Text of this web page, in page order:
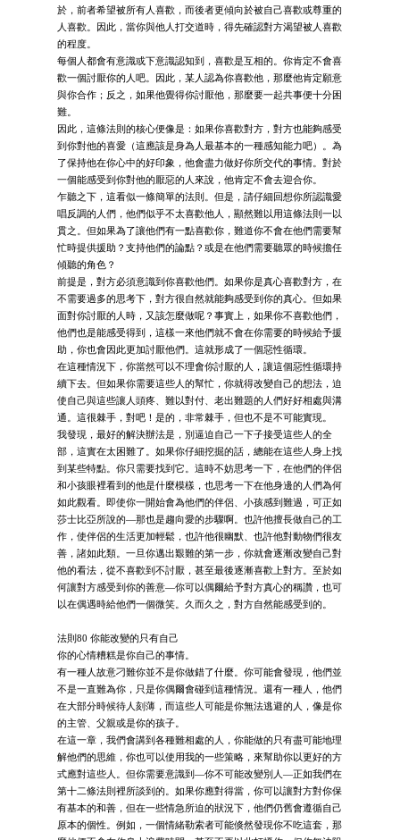
於，前者希望被所有人喜歡，而後者更傾向於被自己喜歡或尊重的
人喜歡。因此，當你與他人打交道時，得先確認對方渴望被人喜歡
的程度。
每個人都會有意識或下意識認知到，喜歡是互相的。你肯定不會喜
歡一個討厭你的人吧。因此，某人認為你喜歡他，那麼他肯定願意
與你合作；反之，如果他覺得你討厭他，那麼要一起共事便十分困
難。
因此，這條法則的核心便像是：如果你喜歡對方，對方也能夠感受
到你對他的喜愛（這應該是身為人最基本的一種感知能力吧）。為
了保持他在你心中的好印象，他會盡力做好你所交代的事情。對於
一個能感受到你對他的厭惡的人來說，他肯定不會去迎合你。
乍聽之下，這看似一條簡單的法則。但是，請仔細回想你所認識愛
唱反調的人們，他們似乎不太喜歡他人，顯然難以用這條法則一以
貫之。但如果為了讓他們有一點喜歡你，難道你不會在他們需要幫
忙時提供援助？支持他們的論點？或是在他們需要聽眾的時候擔任
傾聽的角色？
前提是，對方必須意識到你喜歡他們。如果你是真心喜歡對方，在
不需要過多的思考下，對方很自然就能夠感受到你的真心。但如果
面對你討厭的人時，又該怎麼做呢？事實上，如果你不喜歡他們，
他們也是能感受得到，這樣一來他們就不會在你需要的時候給予援
助，你也會因此更加討厭他們。這就形成了一個惡性循環。
在這種情況下，你當然可以不理會你討厭的人，讓這個惡性循環持
續下去。但如果你需要這些人的幫忙，你就得改變自己的想法，迫
使自己與這些讓人頭疼、難以對付、老出難題的人們好好相處與溝
通。這很棘手，對吧！是的，非常棘手，但也不是不可能實現。
我發現，最好的解決辦法是，別逼迫自己一下子接受這些人的全
部，這實在太困難了。如果你仔細挖掘的話，總能在這些人身上找
到某些特點。你只需要找到它。這時不妨思考一下，在他們的伴侶
和小孩眼裡看到的他是什麼模樣，也思考一下在他身邊的人們為何
如此觀看。即使你一開始會為他們的伴侶、小孩感到難過，可正如
莎士比亞所說的—那也是趨向愛的步驟啊。也許他擅長做自己的工
作，使伴侶的生活更加輕鬆，也許他很幽默、也許他對動物們很友
善，諸如此類。一旦你邁出艱難的第一步，你就會逐漸改變自己對
他的看法，從不喜歡到不討厭，甚至最後逐漸喜歡上對方。至於如
何讓對方感受到你的善意—你可以偶爾給予對方真心的稱讚，也可
以在偶遇時給他們一個微笑。久而久之，對方自然能感受到的。
法則80 你能改變的只有自己
你的心情糟糕是你自己的事情。
有一種人故意刁難你並不是你做錯了什麼。你可能會發現，他們並
不是一直難為你，只是你偶爾會碰到這種情況。還有一種人，他們
在大部分時候待人刻薄，而這些人可能是你無法逃避的人，像是你
的主管、父親或是你的孩子。
在這一章，我們會講到各種難相處的人，你能做的只有盡可能地理
解他們的思維，你也可以使用我的一些策略，來幫助你以更好的方
式應對這些人。但你需要意識到—你不可能改變別人—正如我們在
第十二條法則裡所談到的。如果你應對得當，你可以讓對方對你保
有基本的和善，但在一些情急所迫的狀況下，他們仍舊會遵循自己
原本的個性。例如，一個情緒勒索者可能倏然發現你不吃這套，那